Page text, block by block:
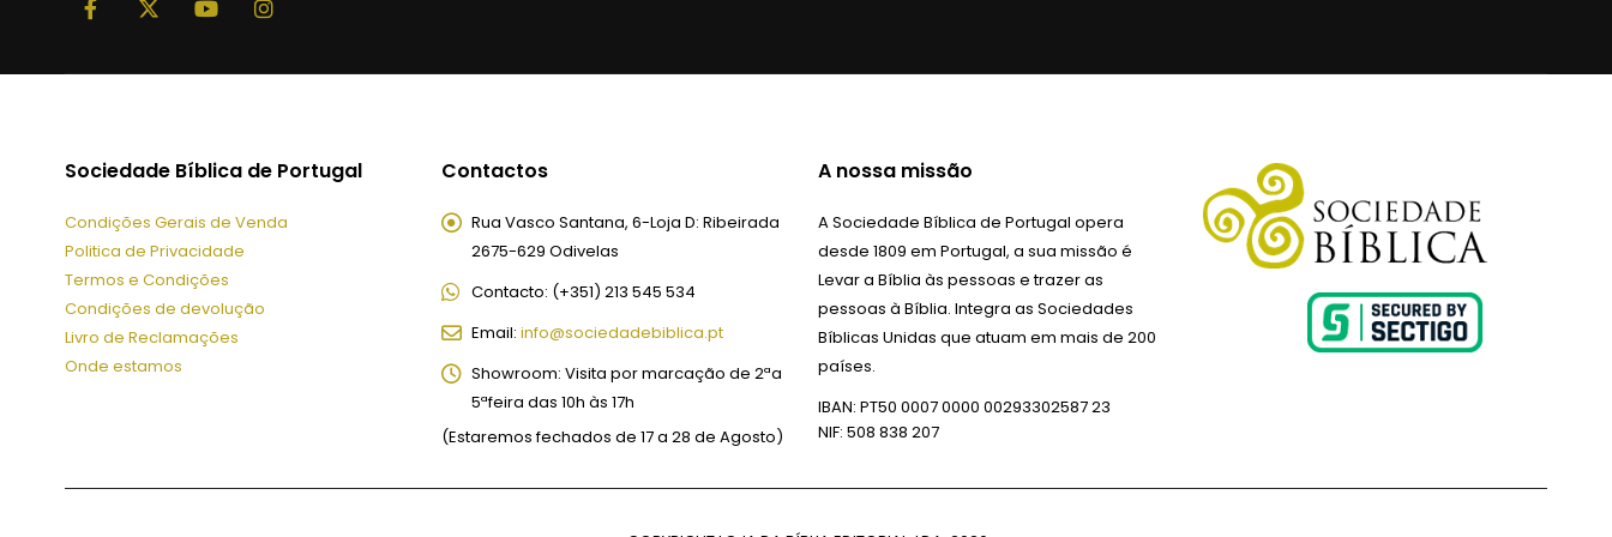
Sociedade Bíblica de Portugal
Condições Gerais de Venda
Politica de Privacidade
Termos e Condições
Condições de devolução
Livro de Reclamações
Onde estamos
Contactos
Rua Vasco Santana, 6-Loja D: Ribeirada
2675-629 Odivelas
Contacto: (+351) 213 545 534
Email: info@sociedadebiblica.pt
Showroom: Visita por marcação de 2ªa
5ªfeira das 10h às 17h
(Estaremos fechados de 17 a 28 de Agosto)
A nossa missão
A Sociedade Bíblica de Portugal opera
desde 1809 em Portugal, a sua missão é
Levar a Bíblia às pessoas e trazer as
pessoas à Bíblia. Integra as Sociedades
Bíblicas Unidas que atuam em mais de 200
países.
IBAN: PT50 0007 0000 00293302587 23
NIF: 508 838 207